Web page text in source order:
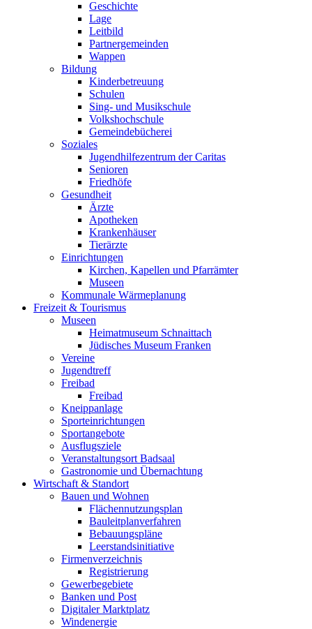
Geschichte
Lage
Leitbild
Partnergemeinden
Wappen
Bildung
Kinderbetreuung
Schulen
Sing- und Musikschule
Volkshochschule
Gemeindebücherei
Soziales
Jugendhilfezentrum der Caritas
Senioren
Friedhöfe
Gesundheit
Ärzte
Apotheken
Krankenhäuser
Tierärzte
Einrichtungen
Kirchen, Kapellen und Pfarrämter
Museen
Kommunale Wärmeplanung
Freizeit & Tourismus
Museen
Heimatmuseum Schnaittach
Jüdisches Museum Franken
Vereine
Jugendtreff
Freibad
Freibad
Kneippanlage
Sporteinrichtungen
Sportangebote
Ausflugsziele
Veranstaltungsort Badsaal
Gastronomie und Übernachtung
Wirtschaft & Standort
Bauen und Wohnen
Flächennutzungsplan
Bauleitplanverfahren
Bebauungspläne
Leerstandsinitiative
Firmenverzeichnis
Registrierung
Gewerbegebiete
Banken und Post
Digitaler Marktplatz
Windenergie